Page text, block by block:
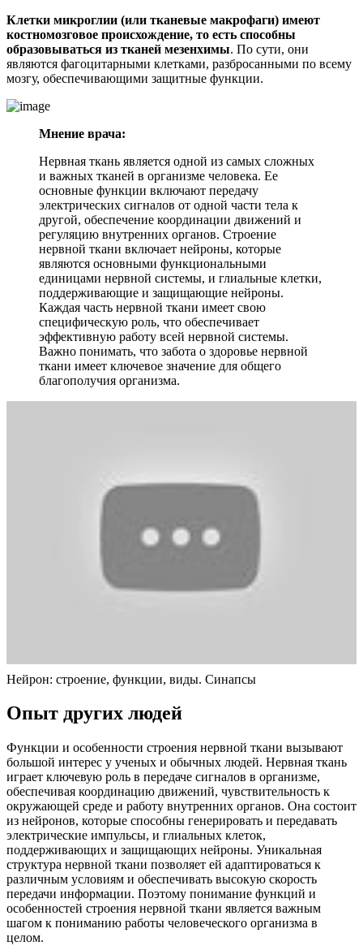
Клетки микроглии (или тканевые макрофаги) имеют
костномозговое происхождение, то есть способны
образовываться из тканей мезенхимы. По сути, они
являются фагоцитарными клетками, разбросанными по всему
мозгу, обеспечивающими защитные функции.
Мнение врача:
Нервная ткань является одной из самых сложных
и важных тканей в организме человека. Ее
основные функции включают передачу
электрических сигналов от одной части тела к
другой, обеспечение координации движений и
регуляцию внутренних органов. Строение
нервной ткани включает нейроны, которые
являются основными функциональными
единицами нервной системы, и глиальные клетки,
поддерживающие и защищающие нейроны.
Каждая часть нервной ткани имеет свою
специфическую роль, что обеспечивает
эффективную работу всей нервной системы.
Важно понимать, что забота о здоровье нервной
ткани имеет ключевое значение для общего
благополучия организма.
Нейрон: строение, функции, виды. Синапсы
Опыт других людей
Функции и особенности строения нервной ткани вызывают
большой интерес у ученых и обычных людей. Нервная ткань
играет ключевую роль в передаче сигналов в организме,
обеспечивая координацию движений, чувствительность к
окружающей среде и работу внутренних органов. Она состоит
из нейронов, которые способны генерировать и передавать
электрические импульсы, и глиальных клеток,
поддерживающих и защищающих нейроны. Уникальная
структура нервной ткани позволяет ей адаптироваться к
различным условиям и обеспечивать высокую скорость
передачи информации. Поэтому понимание функций и
особенностей строения нервной ткани является важным
шагом к пониманию работы человеческого организма в
целом.